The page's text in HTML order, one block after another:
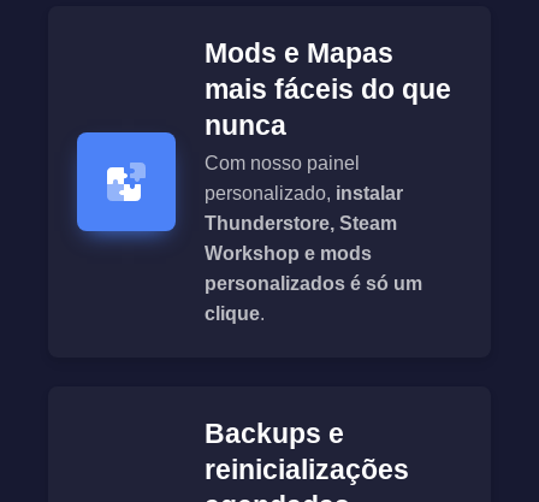
Mods e Mapas
mais fáceis do que
nunca
Com nosso painel
personalizado, instalar
Thunderstore, Steam
Workshop e mods
personalizados é só um
clique.
Backups e
reinicializações